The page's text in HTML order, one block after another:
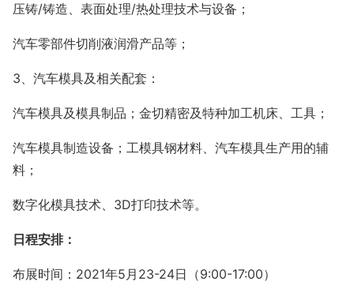
压铸/铸造、表面处理/热处理技术与设备；
汽车零部件切削液润滑产品等；
3、汽车模具及相关配套：
汽车模具及模具制品；金切精密及特种加工机床、工具；
汽车模具制造设备；工模具钢材料、汽车模具生产用的辅
料；
数字化模具技术、3D打印技术等。
日程安排：
布展时间：2021年5月23-24日（9:00-17:00）